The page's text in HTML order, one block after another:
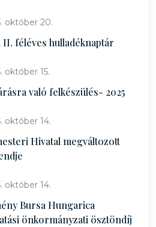
október 20.
II. féléves hulladéknaptár
október 15.
való felkészülés- 2025
október 14.
Hivatal megváltozott
október 14.
Bursa Hungarica
önkormányzati ösztöndíj